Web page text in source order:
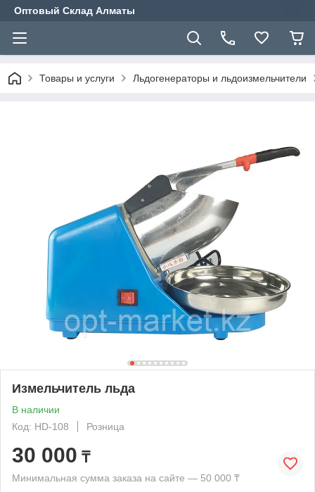
Оптовый Склад Алматы
Товары и услуги Льдогенераторы и льдоизмельчители
Измельчитель льда
В наличии
Код: HD-108
Розница
30 000 ₸
Минимальная сумма заказа на сайте — 50 000 ₸